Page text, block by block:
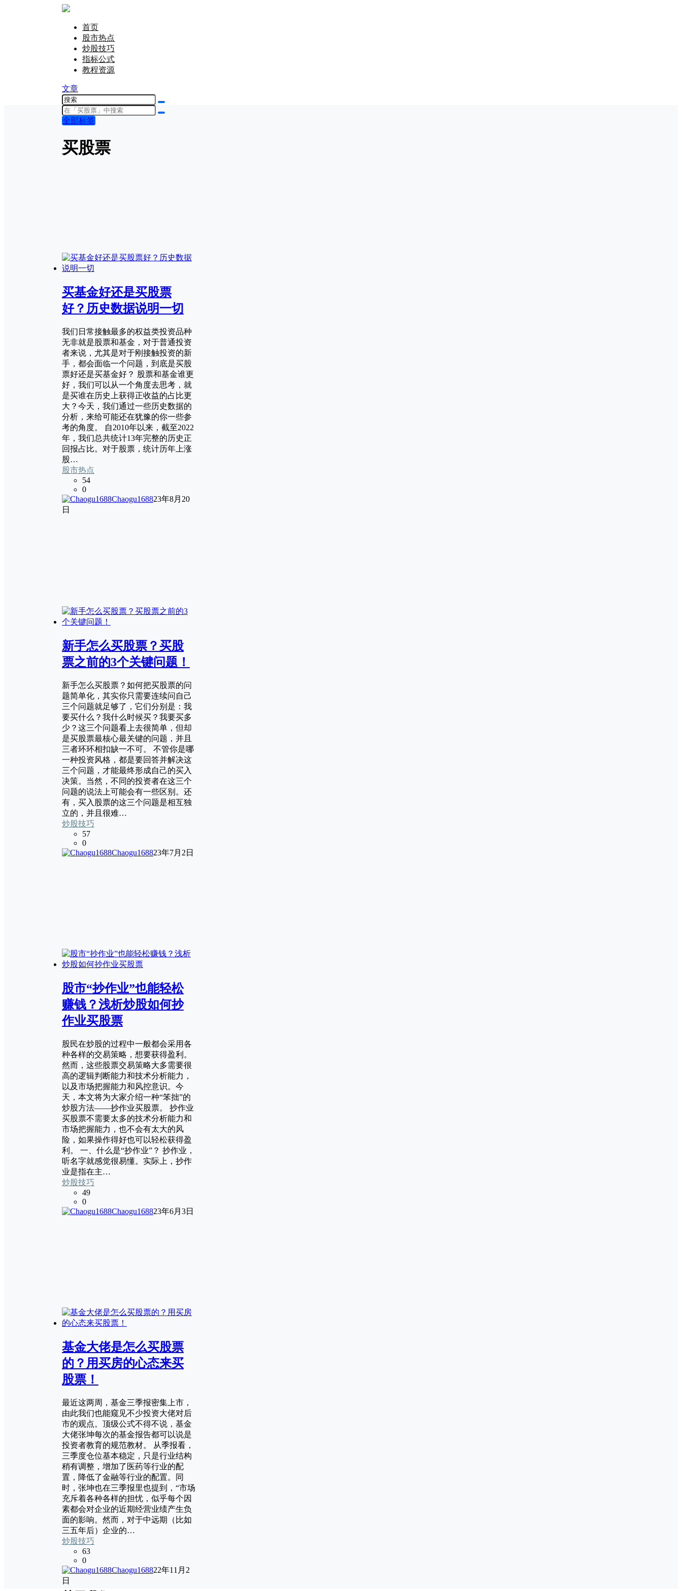
首页
股市热点
炒股技巧
指标公式
教程资源
文章
全部标签
买股票
买基金好还是买股票
好？历史数据说明一切
我们日常接触最多的权益类投资品种
无非就是股票和基金，对于普通投资
者来说，尤其是对于刚接触投资的新
手，都会面临一个问题，到底是买股
票好还是买基金好？ 股票和基金谁更
好，我们可以从一个角度去思考，就
是买谁在历史上获得正收益的占比更
大？今天，我们通过一些历史数据的
分析，来给可能还在犹豫的你一些参
考的角度。 自2010年以来，截至2022
年，我们总共统计13年完整的历史正
回报占比。对于股票，统计历年上涨
股…
股市热点
54
0
Chaogu168823年8月20
日
新手怎么买股票？买股
票之前的3个关键问题！
新手怎么买股票？如何把买股票的问
题简单化，其实你只需要连续问自己
三个问题就足够了，它们分别是：我
要买什么？我什么时候买？我要买多
少？这三个问题看上去很简单，但却
是买股票最核心最关键的问题，并且
三者环环相扣缺一不可。 不管你是哪
一种投资风格，都是要回答并解决这
三个问题，才能最终形成自己的买入
决策。当然，不同的投资者在这三个
问题的说法上可能会有一些区别。还
有，买入股票的这三个问题是相互独
立的，并且很难…
炒股技巧
57
0
Chaogu168823年7月2日
股市“抄作业”也能轻松
赚钱？浅析炒股如何抄
作业买股票
股民在炒股的过程中一般都会采用各
种各样的交易策略，想要获得盈利。
然而，这些股票交易策略大多需要很
高的逻辑判断能力和技术分析能力，
以及市场把握能力和风控意识。今
天，本文将为大家介绍一种“笨拙”的
炒股方法——抄作业买股票。 抄作业
买股票不需要太多的技术分析能力和
市场把握能力，也不会有太大的风
险，如果操作得好也可以轻松获得盈
利。 一、什么是“抄作业”？ 抄作业，
听名字就感觉很易懂。实际上，抄作
业是指在主…
炒股技巧
49
0
Chaogu168823年6月3日
基金大佬是怎么买股票
的？用买房的心态来买
股票！
最近这两周，基金三季报密集上市，
由此我们也能窥见不少投资大佬对后
市的观点。顶级公式不得不说，基金
大佬张坤每次的基金报告都可以说是
投资者教育的规范教材。 从季报看，
三季度仓位基本稳定，只是行业结构
稍有调整，增加了医药等行业的配
置，降低了金融等行业的配置。同
时，张坤也在三季报里也提到，“市场
充斥着各种各样的担忧，似乎每个因
素都会对企业的近期经营业绩产生负
面的影响。然而，对于中远期（比如
三五年后）企业的…
炒股技巧
63
0
Chaogu168822年11月2
日